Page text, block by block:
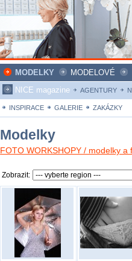
MODELKY MODELOVÉ
NICE magazine
AGENTURY
INSPIRACE GALERIE ZAKÁZKY
Modelky
FOTO WORKSHOPY / modelky
Zobrazit: